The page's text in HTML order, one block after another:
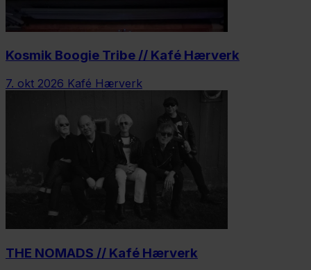
Kosmik Boogie Tribe // Kafé Hærverk
7. okt 2026 Kafé Hærverk
THE NOMADS // Kafé Hærverk